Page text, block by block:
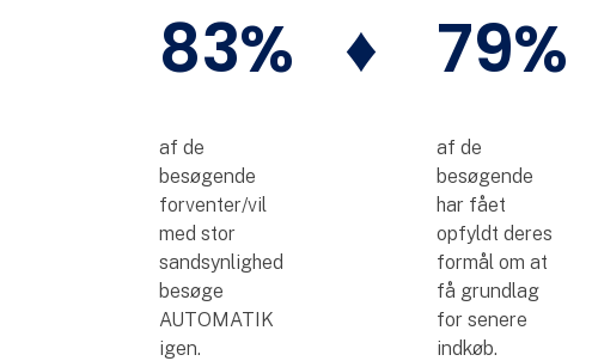
83%
af de
besøgende
forventer/vil
med stor
sandsynlighed
besøge
AUTOMATIK
igen.
♦ 79%
af de
besøgende
har fået
opfyldt deres
formål om at
få grundlag
for senere
indkøb.